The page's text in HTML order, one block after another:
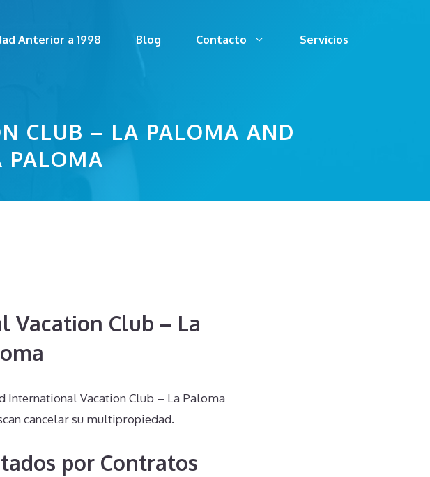
Anterior a 1998 Blog Contacto Servicios
CLUB – LA PALOMA AND
PALOMA
Vacation Club – La
Vacation Club – La Paloma
cancelar su multipropiedad.
por Contratos